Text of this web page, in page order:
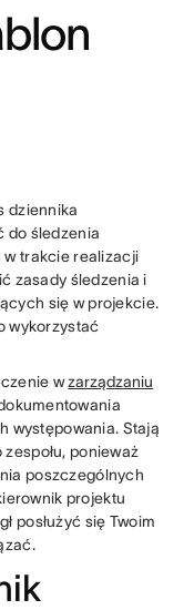
dziennika
do śledzenia
w trakcie realizacji
zasady śledzenia i
się w projekcie.
wykorzystać
wzarządzaniu
występowania. Stają
ponieważ
poszczególnych
projektu
posłużyć się Twoim